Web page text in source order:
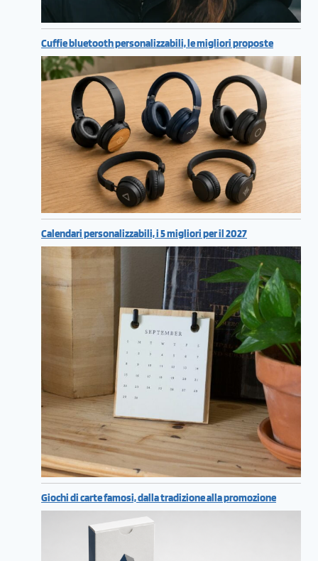
Cuffie bluetooth personalizzabili, le migliori proposte
Calendari personalizzabili, i 5 migliori per il 2027
Giochi di carte famosi, dalla tradizione alla promozione